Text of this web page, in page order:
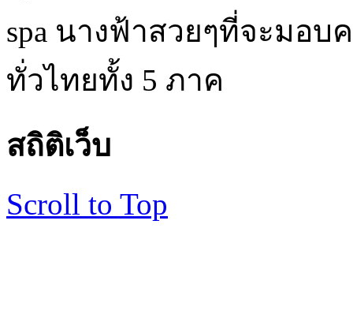
spa นางฟ้าสวยๆที่จะมอ
ทั่วไทยทั้ง 5 ภาค
สถิติเว็บ
Scroll to Top